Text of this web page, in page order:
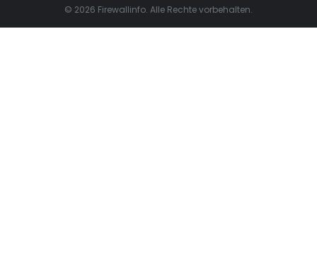
© 2026 Firewallinfo. Alle Rechte vorbehalten.